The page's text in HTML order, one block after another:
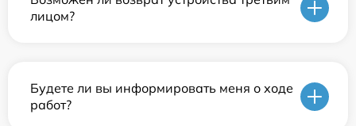
лицом?
Будете ли вы информировать меня о ходе
работ?